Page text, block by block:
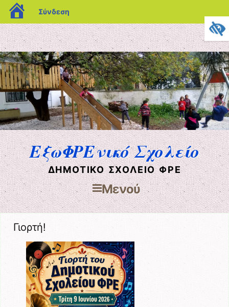
blogs.sch.gr
Σύνδεση
ΕξωΦΡΕνικό Σχολείο
ΔΗΜΟΤΙΚΌ ΣΧΟΛΕΊΟ ΦΡΕ
Μενού
Μετάβαση στο περιεχόμενο
Γιορτή!